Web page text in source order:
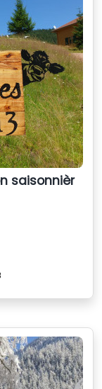
saisonnière à